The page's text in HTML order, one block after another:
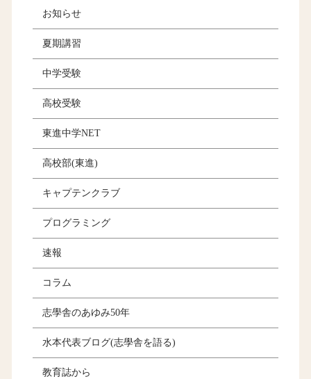
お知らせ
夏期講習
中学受験
高校受験
東進中学NET
高校部(東進)
キャプテンクラブ
プログラミング
速報
コラム
志學舎のあゆみ50年
水本代表ブログ(志學舎を語る)
教育誌から